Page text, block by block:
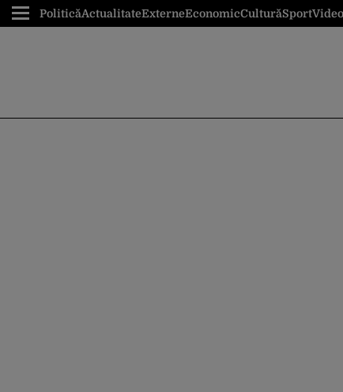
PoliticăActualitateExterneEconomicCulturăSportVideo